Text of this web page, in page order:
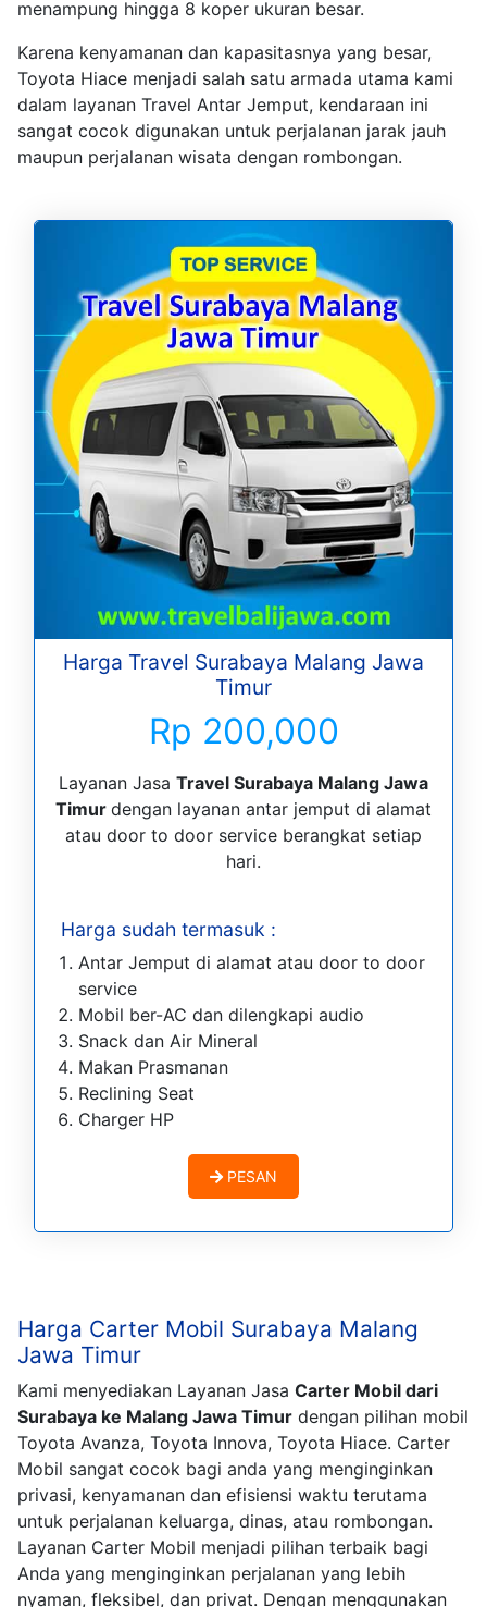
menampung hingga 8 koper ukuran besar.
Karena kenyamanan dan kapasitasnya yang besar,
Toyota Hiace menjadi salah satu armada utama kami
dalam layanan Travel Antar Jemput, kendaraan ini
sangat cocok digunakan untuk perjalanan jarak jauh
maupun perjalanan wisata dengan rombongan.
Harga Travel Surabaya Malang Jawa
Timur
Rp 200,000
Layanan Jasa Travel Surabaya Malang Jawa
Timur dengan layanan antar jemput di alamat
atau door to door service berangkat setiap
hari.
Harga sudah termasuk :
Antar Jemput di alamat atau door to door
service
Mobil ber-AC dan dilengkapi audio
Snack dan Air Mineral
Makan Prasmanan
Reclining Seat
Charger HP
PESAN
Harga Carter Mobil Surabaya Malang
Jawa Timur
Kami menyediakan Layanan Jasa Carter Mobil dari
Surabaya ke Malang Jawa Timur dengan pilihan mobil
Toyota Avanza, Toyota Innova, Toyota Hiace. Carter
Mobil sangat cocok bagi anda yang menginginkan
privasi, kenyamanan dan efisiensi waktu terutama
untuk perjalanan keluarga, dinas, atau rombongan.
Layanan Carter Mobil menjadi pilihan terbaik bagi
Anda yang menginginkan perjalanan yang lebih
nyaman, fleksibel, dan privat. Dengan menggunakan